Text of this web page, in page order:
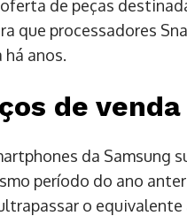
de peças
que processadores
anos.
de venda
da Samsung
período do ano
o